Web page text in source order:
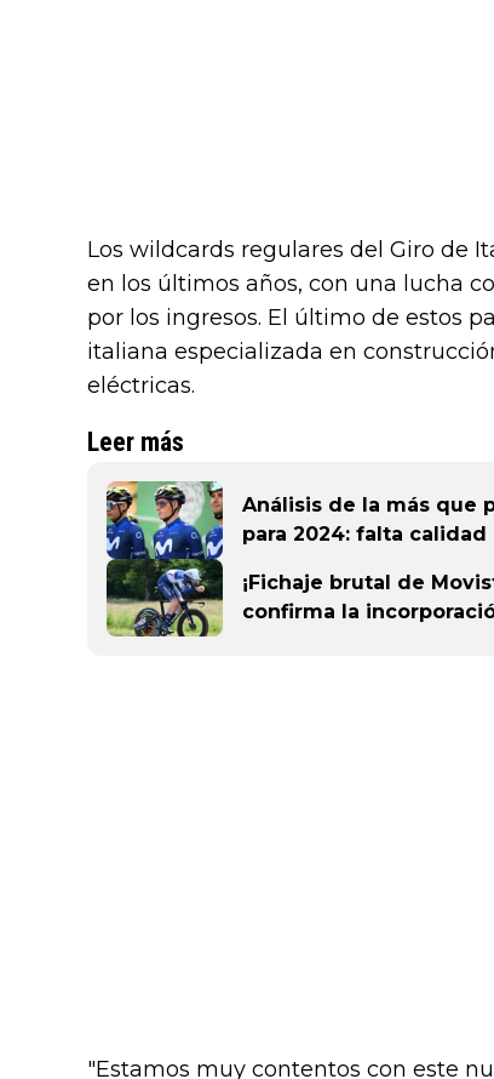
Los wildcards regulares del Giro de
en los últimos años, con una lucha
por los ingresos. El último de estos
italiana especializada en
eléctricas.
Leer más
Análisis de la más que
para 2024: falta calidad
¡Fichaje brutal de
confirma la
"Estamos muy contentos con este